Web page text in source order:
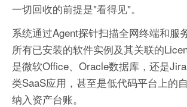
一切回收的前提是"看得见"。
系统通过Agent探针扫描全网终端和服
所有已安装的软件实例及其关联的
是微软Office、Oracle数据库，还是
类SaaS应用，甚至是低代码平台上的
纳入资产台账。